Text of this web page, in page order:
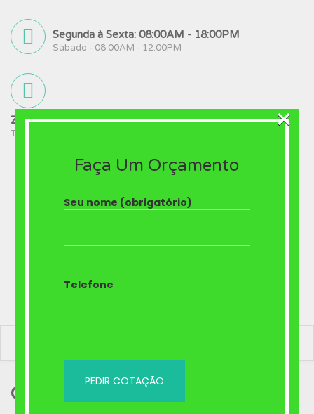
Segunda à Sexta: 08:00AM - 18:00PM
Sábado - 08:00AM - 12:00PM
ZAP: 61-98480-0917
Tel: (Leonardo Corretor Dental Card): 61-9 8480-0917
Category: Planos Odontológicos
Faça Um Orçamento
Seu nome (obrigatório)
Telefone
×